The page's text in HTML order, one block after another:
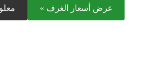
عرض أسعار الغرف »